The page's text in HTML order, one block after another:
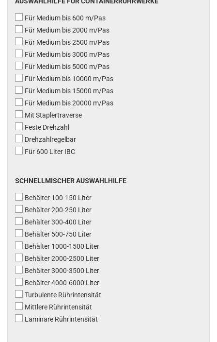
Für Medium bis 600 m/Pas
Für Medium bis 2000 m/Pas
Für Medium bis 2500 m/Pas
Für Medium bis 3000 m/Pas
Für Medium bis 5000 m/Pas
Für Medium bis 10000 m/Pas
Für Medium bis 15000 m/Pas
Für Medium bis 20000 m/Pas
Mit Staplertraverse
Feste Drehzahl
Drehzahlregelbar
Für 600 Liter IBC
SCHNELLMISCHER AUSWAHLHILFE
Behälter 100-150 Liter
Behälter 200-250 Liter
Behälter 300-400 Liter
Behälter 500-750 Liter
Behälter 1000-1500 Liter
Behälter 2000-2500 Liter
Behälter 3000-3500 Liter
Behälter 4000-6000 Liter
Turbulente Rührintensität
Mittlere Rührintensität
Laminare Rührintensität